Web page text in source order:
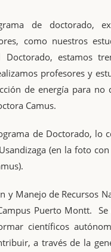
de doctorado,
como nuestros
estamos
profesores y
de energía para no
Camus.
de Doctorado, lo
(en la foto
y Manejo de Recursos
Puerto Montt.
científicos
a través de la